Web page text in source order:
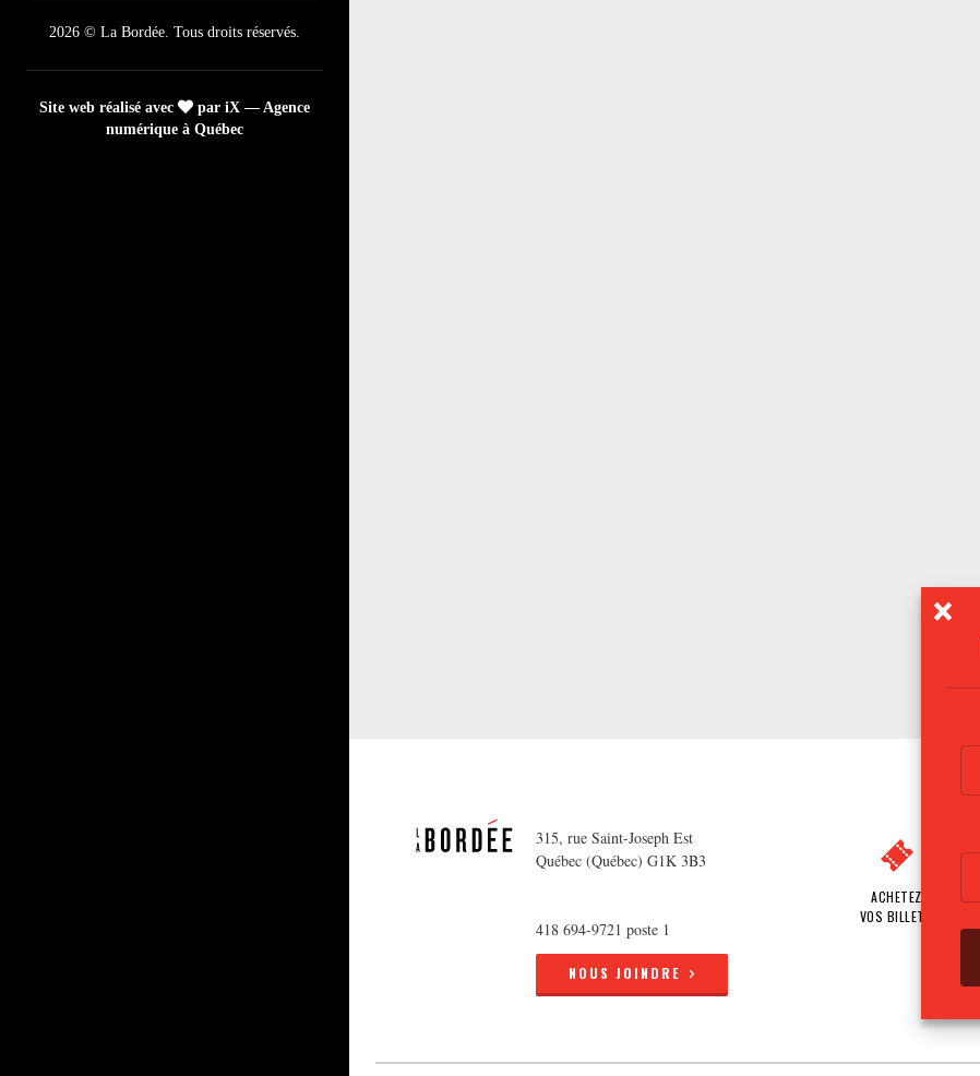
2026 © La Bordée. Tous droits réservés.
Site web réalisé avec
par iX — Agence
numérique à Québec
315, rue Saint-Joseph Est
Québec (Québec) G1K 3B3
418 694-9721 poste 1
NOUS JOINDRE
ACHETEZ
VOS BILLETS